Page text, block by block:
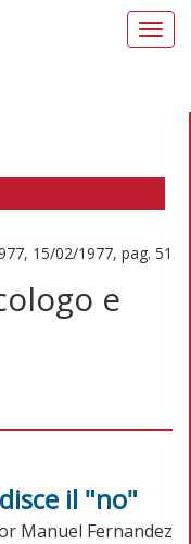
15/02/1977, pag. 51
e
il "no"
Manuel Fernandez